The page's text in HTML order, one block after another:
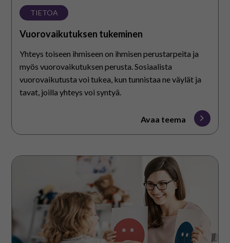
TIETOA
Vuorovaikutuksen tukeminen
Yhteys toiseen ihmiseen on ihmisen perustarpeita ja
myös vuorovaikutuksen perusta. Sosiaalista
vuorovaikutusta voi tukea, kun tunnistaa ne väylät ja
tavat, joilla yhteys voi syntyä.
Avaa teema
Kommunikointikeinot